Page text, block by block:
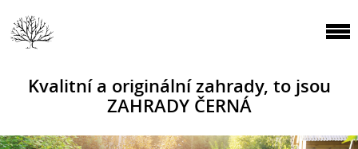
Kvalitní a originální zahrady, to jsou
ZAHRADY ČERNÁ